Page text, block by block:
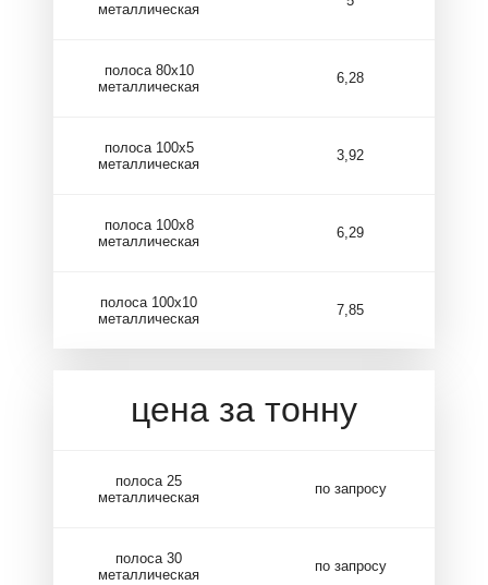
металлическая
полоса 80х10
металлическая
6,28
полоса 100х5
металлическая
3,92
полоса 100х8
металлическая
6,29
полоса 100х10
металлическая
7,85
цена за тонну
полоса 25
металлическая
по запросу
полоса 30
металлическая
по запросу